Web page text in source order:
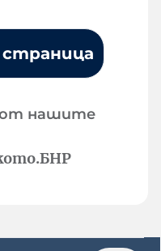
страница
от нашите